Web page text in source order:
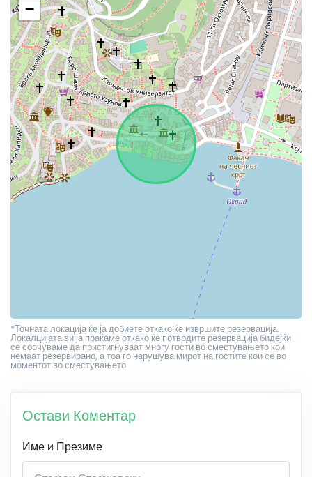
−
*Точната локација ќе ја добиете откако ќе извршите резервација.
Локалцијата ви ја праќаме откако ќе потврдите резервација бидејќи
се соочуваме да пристигнуваат многу гости во сместувањето кои
немаат резервирано, а тоа го нарушува мирот на гостите кои се во
моментот во сместувањето.
Остави Коментар
Име и Презиме